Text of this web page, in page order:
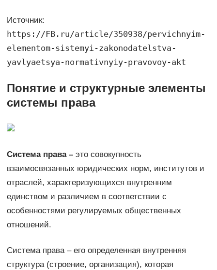
Источник:
https://FB.ru/article/350938/pervichnyim-
elementom-sistemyi-zakonodatelstva-
yavlyaetsya-normativnyiy-pravovoy-akt
Понятие и структурные элементы
системы права
Система права –это совокупность
взаимосвязанных юридических норм, институтов и
отраслей, характеризующихся внутренним
единством и различием в соответствии с
особенностями регулируемых общественных
отношений.
Система права – его определенная внутренняя
структура (строение, организация), которая